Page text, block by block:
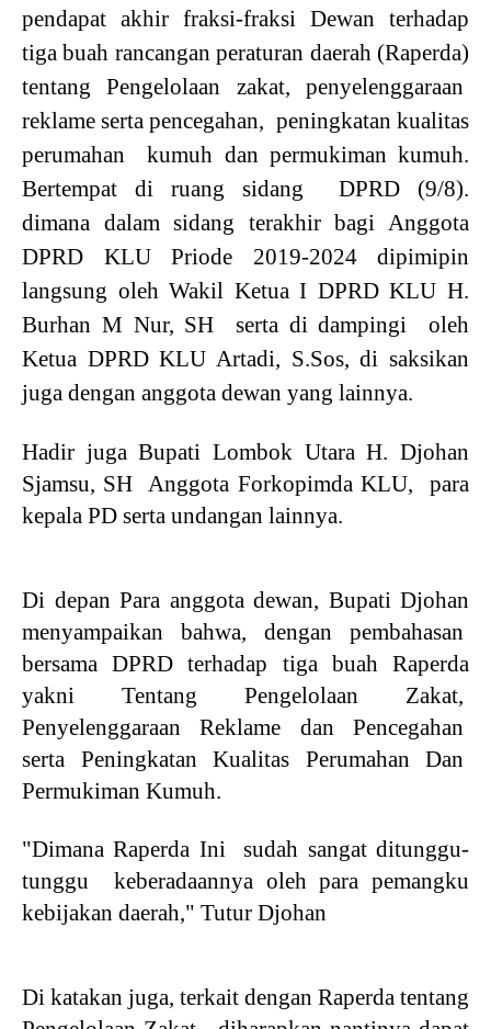
pendapat akhir fraksi-fraksi Dewan terhadap
tiga buah rancangan peraturan daerah (Raperda)
tentang Pengelolaan zakat, penyelenggaraan
reklame serta pencegahan, peningkatan kualitas
perumahan kumuh dan permukiman kumuh.
Bertempat di ruang sidang DPRD (9/8).
dimana dalam sidang terakhir bagi Anggota
DPRD KLU Priode 2019-2024 dipimipin
langsung oleh Wakil Ketua I DPRD KLU H.
Burhan M Nur, SH serta di dampingi oleh
Ketua DPRD KLU Artadi, S.Sos, di saksikan
juga dengan anggota dewan yang lainnya.
Hadir juga Bupati Lombok Utara H. Djohan
Sjamsu, SH Anggota Forkopimda KLU, para
kepala PD serta undangan lainnya.
Di depan Para anggota dewan, Bupati Djohan
menyampaikan bahwa, dengan pembahasan
bersama DPRD terhadap tiga buah Raperda
yakni Tentang Pengelolaan Zakat,
Penyelenggaraan Reklame dan Pencegahan
serta Peningkatan Kualitas Perumahan Dan
Permukiman Kumuh.
"Dimana Raperda Ini sudah sangat ditunggu-
tunggu keberadaannya oleh para pemangku
kebijakan daerah," Tutur Djohan
Di katakan juga, terkait dengan Raperda tentang